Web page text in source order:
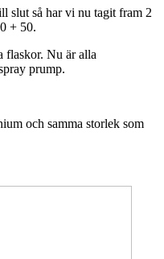
slut så har vi nu tagit fram 2
+ 50.
flaskor. Nu är alla
prump.
och samma storlek som